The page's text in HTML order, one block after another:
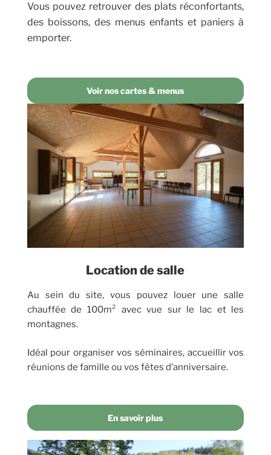
Vous pouvez retrouver des plats réconfortants,
des boissons, des menus enfants et paniers à
emporter.
Voir nos cartes & menus
Location de salle
Au sein du site, vous pouvez louer une salle
chauffée de 100m² avec vue sur le lac et les
montagnes.
Idéal pour organiser vos séminaires, accueillir vos
réunions de famille ou vos fêtes d’anniversaire.
En savoir plus